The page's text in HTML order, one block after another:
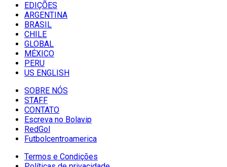
EDIÇÕES
ARGENTINA
BRASIL
CHILE
GLOBAL
MÉXICO
PERU
US ENGLISH
SOBRE NÓS
STAFF
CONTATO
Escreva no Bolavip
RedGol
Futbolcentroamerica
Termos e Condições